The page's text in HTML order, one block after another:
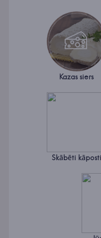
Kazas siers
Skābēti kāposti